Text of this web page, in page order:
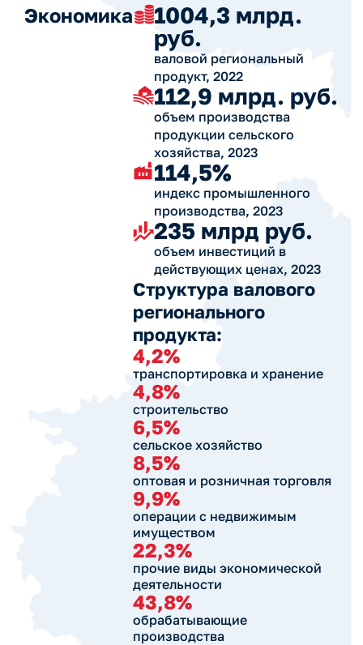
Экономика
1004,3 млрд.
руб.
валовой региональный
продукт, 2022
112,9 млрд. руб.
объем производства
продукции сельского
хозяйства, 2023
114,5%
индекс промышленного
производства, 2023
235 млрд руб.
объем инвестиций в
действующих ценах, 2023
Структура валового
регионального
продукта:
4,2%
транспортировка и хранение
4,8%
строительство
6,5%
сельское хозяйство
8,5%
оптовая и розничная торговля
9,9%
операции с недвижимым
имуществом
22,3%
прочие виды экономической
деятельности
43,8%
обрабатывающие
производства